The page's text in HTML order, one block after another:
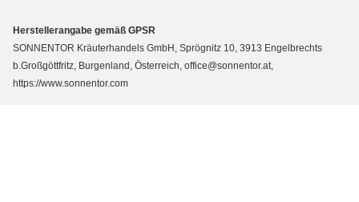
Herstellerangabe gemäß GPSR
SONNENTOR Kräuterhandels GmbH, Sprögnitz 10, 3913 Engelbrechts
b.Großgöttfritz, Burgenland, Österreich, office@sonnentor.at,
https://www.sonnentor.com